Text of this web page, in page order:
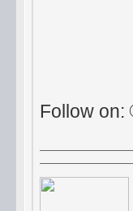
Follow on: